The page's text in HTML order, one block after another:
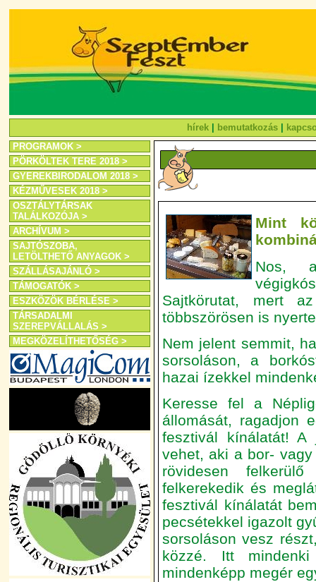
hírek bemutatkozás
PROGRAMOK >
PÖRKÖLTEK TERE 2018 >
GYEREKBIRODALOM 2018 >
KÉZMŰVESEK 2018 >
OSZTÁLYTÁRSAK
TALÁLKOZÓJA >
ARCHÍVUM >
SAJTÓSZOBA,
LETÖLTHETŐ ANYAGOK >
SZÁLLÁSAJÁNLÓ >
TÁMOGATÓK >
ESZKÖZÖK BÉRLÉSE >
TÁRSADALMI
SZEREPVÁLLALÁS >
MEGKÖZELÍTHETŐSÉG >
Mint
Nos,
Sajtkörutat, mert
többszörösen is
Nem jelent semmit,
sorsoláson, a
hazai ízekkel
Keresse fel a
állomását, ragadjon
fesztivál kínálatát!
vehet, aki a bor-
rövidesen
felkerekedik és
fesztivál kínálatát
pecsétekkel igazolt
sorsoláson vesz
közzé. Itt
mindenképp megér